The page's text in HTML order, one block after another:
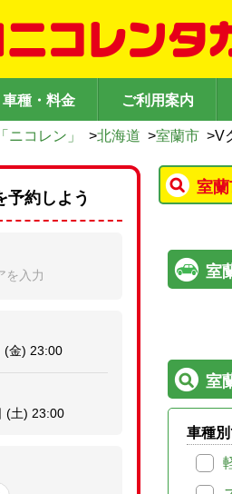
車種・料金 ご利用案内
ニコレン」 >北海道 >室蘭市 >V
室
室
室
車種
予約しよう
を入力
(金) 23:00
(土) 23:00